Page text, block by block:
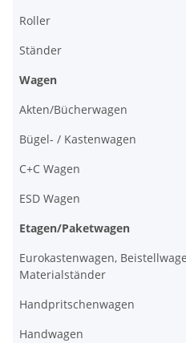
Roller
Ständer
Wagen
Akten/Bücherwagen
Bügel- / Kastenwagen
C+C Wagen
ESD Wagen
Etagen/Paketwagen
Eurokastenwagen,
Materialständer
Handpritschenwagen
Handwagen